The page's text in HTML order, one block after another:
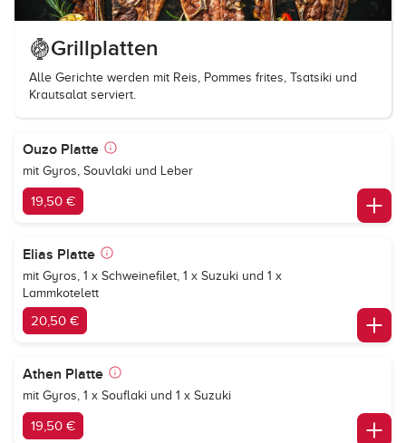
Grillplatten
Alle Gerichte werden mit Reis, Pommes frites, Tsatsiki und
Krautsalat serviert.
Ouzo Platte
mit Gyros, Souvlaki und Leber
19,50 €
Elias Platte
mit Gyros, 1 x Schweinefilet, 1 x Suzuki und 1 x
Lammkotelett
20,50 €
Athen Platte
mit Gyros, 1 x Souflaki und 1 x Suzuki
19,50 €